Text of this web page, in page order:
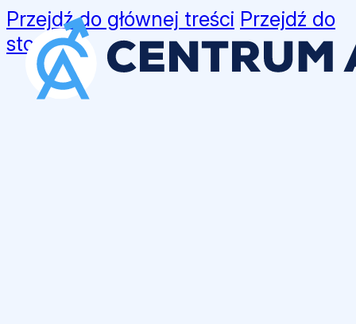
Przejdź do głównej treści Przejdź do
stopki